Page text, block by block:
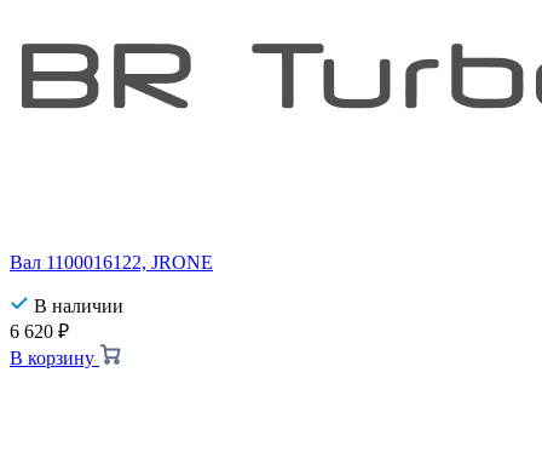
Вал 1100016122, JRONE
В наличии
6 620 ₽
В корзину